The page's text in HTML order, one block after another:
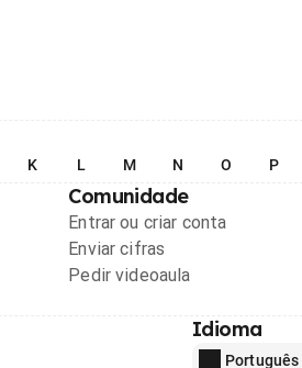
K L M N O P
Comunidade
Entrar ou criar conta
Enviar cifras
Pedir videoaula
Idioma
Português